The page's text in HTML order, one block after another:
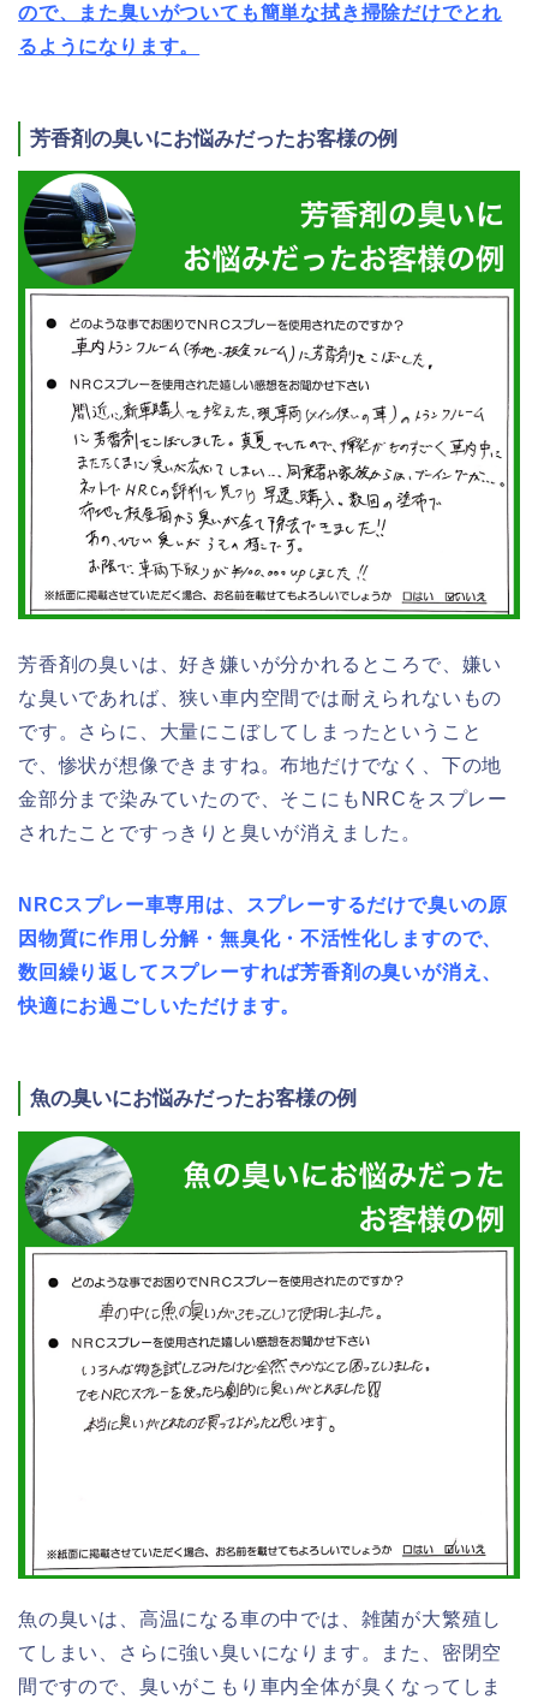
ので、また臭いがついても簡単な拭き掃除だけでとれ
るようになります。
芳香剤の臭いにお悩みだったお客様の例
芳香剤の臭いは、好き嫌いが分かれるところで、嫌い
な臭いであれば、狭い車内空間では耐えられないもの
です。さらに、大量にこぼしてしまったということ
で、惨状が想像できますね。布地だけでなく、下の地
金部分まで染みていたので、そこにもNRCをスプレー
されたことですっきりと臭いが消えました。
NRCスプレー車専用は、スプレーするだけで臭いの原
因物質に作用し分解・無臭化・不活性化しますので、
数回繰り返してスプレーすれば芳香剤の臭いが消え、
快適にお過ごしいただけます。
魚の臭いにお悩みだったお客様の例
魚の臭いは、高温になる車の中では、雑菌が大繁殖し
てしまい、さらに強い臭いになります。また、密閉空
間ですので、臭いがこもり車内全体が臭くなってしま